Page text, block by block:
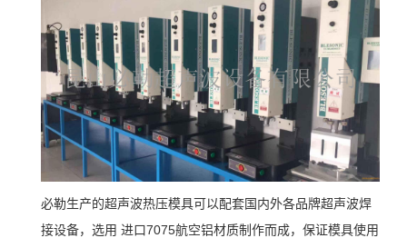
必勒生产的超声波热压模具可以配套国内外各品牌超声波焊
接设备，选用 进口7075航空铝材质制作而成，保证模具使用